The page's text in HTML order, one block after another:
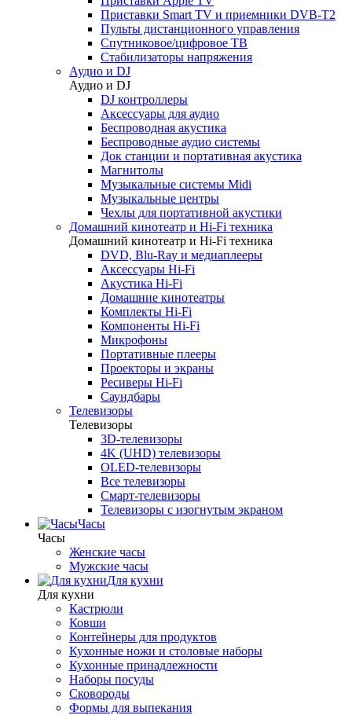
Приставки Smart TV и приемники DVB-T2
Пульты дистанционного управления
Спутниковое/цифровое ТВ
Стабилизаторы напряжения
Аудио и DJ
Аудио и DJ
DJ контроллеры
Аксессуары для аудио
Беспроводная акустика
Беспроводные аудио системы
Док станции и портативная акустика
Магнитолы
Музыкальные системы Midi
Музыкальные центры
Чехлы для портативной акустики
Домашний кинотеатр и Hi-Fi техника
Домашний кинотеатр и Hi-Fi техника
DVD, Blu-Ray и медиаплееры
Аксессуары Hi-Fi
Акустика Hi-Fi
Домашние кинотеатры
Комплекты Hi-Fi
Компоненты Hi-Fi
Микрофоны
Портативные плееры
Проекторы и экраны
Ресиверы Hi-Fi
Саундбары
Телевизоры
Телевизоры
3D-телевизоры
4K (UHD) телевизоры
OLED-телевизоры
Все телевизоры
Смарт-телевизоры
Телевизоры с изогнутым экраном
Часы
Часы
Женские часы
Мужские часы
Для кухни
Для кухни
Кастрюли
Ковши
Контейнеры для продуктов
Кухонные ножи и столовые наборы
Кухонные принадлежности
Наборы посуды
Сковороды
Формы для выпекания